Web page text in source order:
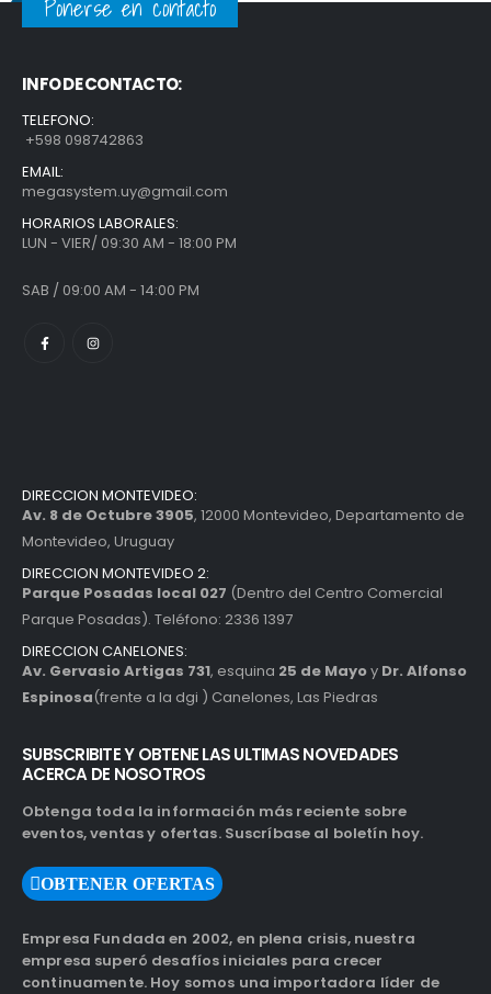
Ponerse en contacto
INFO DE CONTACTO:
TELEFONO:
+598 098742863
EMAIL:
megasystem.uy@gmail.com
HORARIOS LABORALES:
LUN - VIER/ 09:30 AM - 18:00 PM
SAB / 09:00 AM - 14:00 PM
DIRECCION MONTEVIDEO:
Av. 8 de Octubre 3905, 12000 Montevideo, Departamento de
Montevideo, Uruguay
DIRECCION MONTEVIDEO 2:
Parque Posadas local 027 (Dentro del Centro Comercial
Parque Posadas). Teléfono: 2336 1397
DIRECCION CANELONES:
Av. Gervasio Artigas 731, esquina 25 de Mayoy Dr. Alfonso
Espinosa(frente a la dgi ) Canelones, Las Piedras
SUBSCRIBITE Y OBTENE LAS ULTIMAS NOVEDADES
ACERCA DE NOSOTROS
Obtenga toda la información más reciente sobre
eventos, ventas y ofertas. Suscríbase al boletín hoy.
OBTENER OFERTAS
Empresa Fundada en 2002, en plena crisis, nuestra
empresa superó desafíos iniciales para crecer
continuamente. Hoy somos una importadora líder de